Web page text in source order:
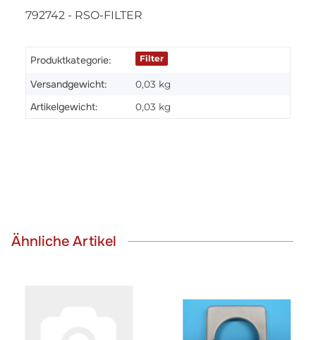
792742 - RSO-FILTER
Produktkategorie: Filter
Versandgewicht: 0,03 kg
Artikelgewicht: 0,03 kg
Ähnliche Artikel